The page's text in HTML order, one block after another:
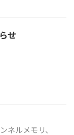
せ
ネルメモリ、